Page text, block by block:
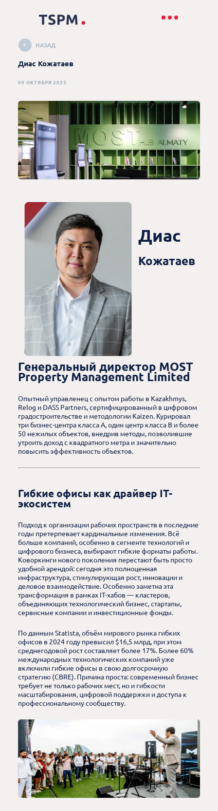
НАЗАД
Диас Кожатаев
09 ОКТЯБРЯ 2025
Диас
Кожатаев
Генеральный директор MOST
Property Management Limited
Опытный управленец с опытом работы в Kazakhmys,
Relog и DASS Partners, сертифицированный в цифровом
градостроительстве и методологии Kaizen. Курировал
три бизнес-центра класса A, один центр класса B и более
50 нежилых объектов, внедрив методы, позволившие
утроить доход с квадратного метра и значительно
повысить эффективность объектов.
Гибкие офисы как драйвер IT-
экосистем
Подход к организации рабочих пространств в последние
годы претерпевает кардинальные изменения. Всё
больше компаний, особенно в сегменте технологий и
цифрового бизнеса, выбирают гибкие форматы работы.
Коворкинги нового поколения перестают быть просто
удобной арендой: сегодня это полноценная
инфраструктура, стимулирующая рост, инновации и
деловое взаимодействие. Особенно заметна эта
трансформация в рамках IT-хабов — кластеров,
объединяющих технологический бизнес, стартапы,
сервисные компании и инвестиционные фонды.
По данным Statista, объём мирового рынка гибких
офисов в 2024 году превысил $16,5 млрд, при этом
среднегодовой рост составляет более 17%. Более 60%
международных технологических компаний уже
включили гибкие офисы в свою долгосрочную
стратегию (CBRE). Причина проста: современный бизнес
требует не только рабочих мест, но и гибкости
масштабирования, цифровой поддержки и доступа к
профессиональному сообществу.